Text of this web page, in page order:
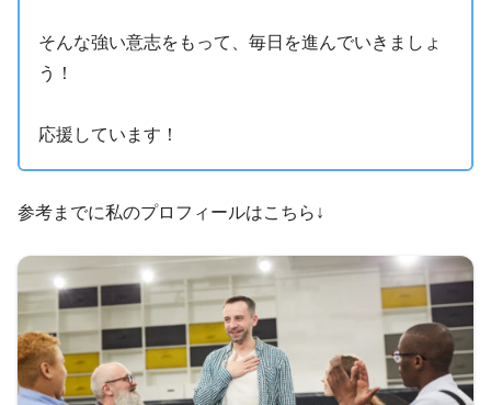
そんな強い意志をもって、毎日を進んでいきましょ
う！
応援しています！
参考までに私のプロフィールはこちら↓